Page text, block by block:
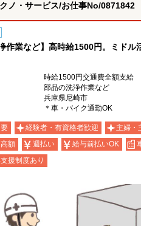
ノ・サービス/お仕事No/0871842
作業など】高時給1500円。ミド
時給1500円交通費全額支給
部品の洗浄作業など
兵庫県尼崎市
＊車・バイク通勤OK
経験者・有資格者歓迎 主婦・
額
週払い 給与前払いOK
援制度あり